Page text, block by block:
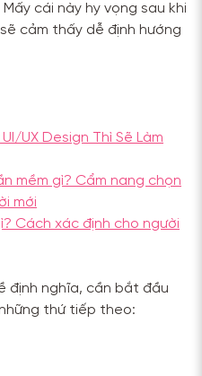
cái này hy vọng sau khi
cảm thấy dễ định hướng
UX Design Thì Sẽ Làm
mềm gì? Cẩm nang chọn
mới
Cách xác định cho người
định nghĩa, cần bắt đầu
thứ tiếp theo: